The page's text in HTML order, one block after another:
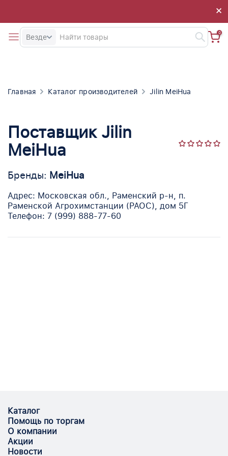
×
×
Везде
0
Главная Каталог производителей Jilin MeiHua
Поставщик Jilin
MeiHua
Бренды: MeiHua
Адрес: Московская обл., Раменский р-н, п.
Раменской Агрохимстанции (РАОС), дом 5Г
Телефон: 7 (999) 888-77-60
Каталог
Помощь по торгам
О компании
Акции
Новости